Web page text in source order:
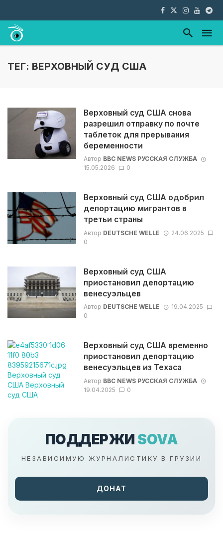
ТЕГ: ВЕРХОВНЫЙ СУД США
Верховный суд США снова
разрешил отправку по почте
таблеток для прерывания
беременности
Автор BBC NEWS РУССКАЯ СЛУЖБА
15.05.2026
0
Верховный суд США одобрил
депортацию мигрантов в
третьи страны
Автор DEUTSCHE WELLE
24.06.2025
0
Верховный суд США
приостановил депортацию
венесуэльцев
Автор DEUTSCHE WELLE
19.04.2025
0
Верховный суд США временно
приостановил депортацию
венесуэльцев из Техаса
Автор BBC NEWS РУССКАЯ СЛУЖБА
19.04.2025
0
ПОДДЕРЖИ SOVA
НЕЗАВИСИМУЮ ЖУРНАЛИСТИКУ В ГРУЗИИ
ДОНАТ